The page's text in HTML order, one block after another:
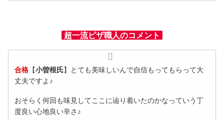
超一流ピザ職人のコメント
合格 【小曽根氏】とても美味しいんで自信もってもらって大
丈夫ですよ♪
おそらく何回も味見してここに辿り着いたのかなっていう丁
度良い心地良い辛さ♪